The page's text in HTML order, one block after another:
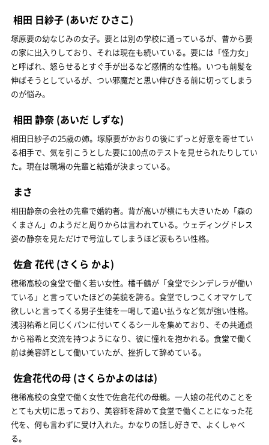
相田 日紗子 (あいだ ひさこ)
塚原要の幼なじみの女子。要とは別の学校に通っているが、昔から要
の家に出入りしており、それは現在も続いている。要には「怪力女」
と呼ばれ、怒らせるとすぐ手が出るなど感情的な性格。いつも前髪を
伸ばそうとしているが、つい邪魔だと思い伸びきる前に切ってしまう
のが悩み。
相田 静奈 (あいだ しずな)
相田日紗子の25歳の姉。塚原要がかおりの後にずっと好意を寄せてい
る相手で、気を引こうとした要に100点のテストを見せられたりしてい
た。現在は職場の先輩と結婚が決まっている。
まさ
相田静奈の会社の先輩で婚約者。背が高いが横にも大きいため「森の
くまさん」のようだと周りからは言われている。ウェディングドレス
姿の静奈を見ただけで号泣してしまうほど涙もろい性格。
佐倉 花代 (さくら かよ)
穂稀高校の食堂で働く若い女性。橘千鶴が「食堂でシンデレラが働い
ている」と言っていたほどの美貌を誇る。食堂でしつこくオマケして
欲しいと言ってくる男子生徒を一喝して追い払うなど気が強い性格。
浅羽祐希と同じくパンに付いてくるシールを集めており、その共通点
から裕希と交流を持つようになり、彼に憧れを抱かれる。食堂で働く
前は美容師として働いていたが、挫折して辞めている。
佐倉花代の母 (さくらかよのはは)
穂稀高校の食堂で働く女性で佐倉花代の母親。一人娘の花代のことを
とても大切に思っており、美容師を辞めて食堂で働くことになった花
代を、何も言わずに受け入れた。かなりの話し好きで、よくしゃべ
る。